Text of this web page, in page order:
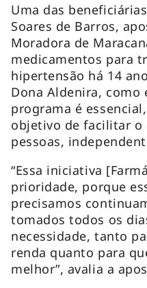
Uma das
Soares de Barros,
Moradora de
medicamentos para
hipertensão há 14
Dona Aldenira, como
programa é
objetivo de facilitar o
pessoas,
“Essa iniciativa
prioridade, porque
precisamos
tomados todos os
necessidade, tanto
renda quanto para
melhor”, avalia a